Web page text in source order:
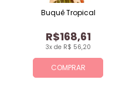
COMPRAR
3x de R$ 56,20
R$168,61
Buquê Tropical